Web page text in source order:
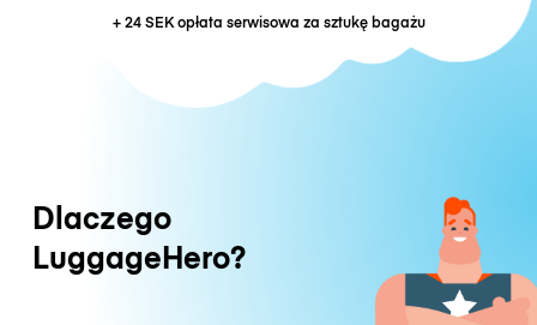
+24 SEKopłata serwisowa za sztukę bagażu
Dlaczego
LuggageHero?